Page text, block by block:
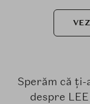
Sperăm că
despre